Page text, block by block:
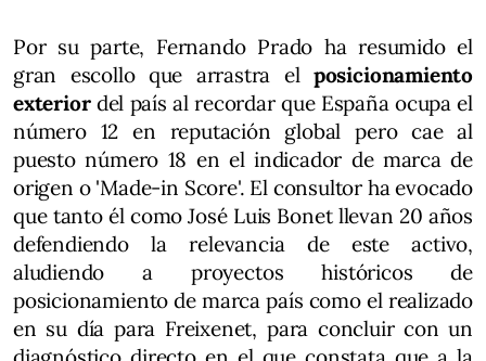
Por su parte, Fernando Prado ha resumido el
gran escollo que arrastra el posicionamiento
exteriordel país al recordar que España ocupa el
número 12 en reputación global pero cae al
puesto número 18 en el indicador de marca de
origen o 'Made-in Score'. El consultor ha evocado
que tanto él como José Luis Bonet llevan 20 años
defendiendo la relevancia de este activo,
aludiendo a proyectos históricos de
posicionamiento de marca país como el realizado
en su día para Freixenet, para concluir con un